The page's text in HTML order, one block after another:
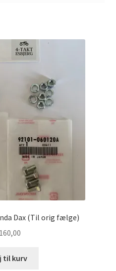
Dax (Til orig fælge)
160,00
til kurv